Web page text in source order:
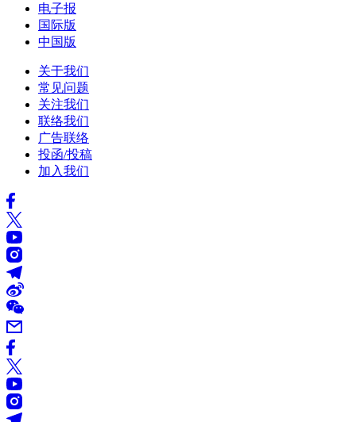
电子报
国际版
中国版
关于我们
常见问题
关注我们
联络我们
广告联络
投函/投稿
加入我们